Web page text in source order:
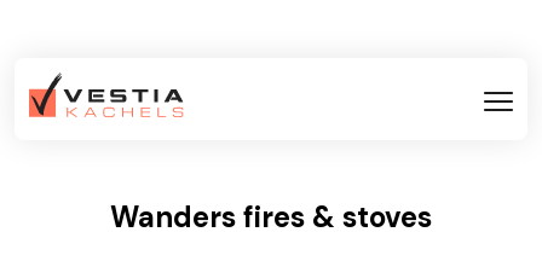
Wanders fires & stoves